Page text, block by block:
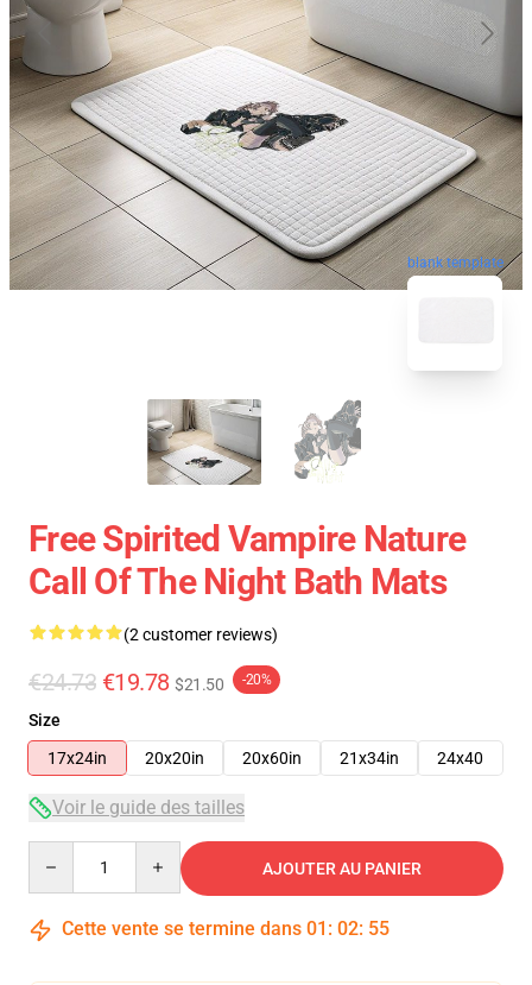
blank template
Free Spirited Vampire Nature
Call Of The Night Bath Mats
(2 customer reviews)
€24.73 €19.78 $21.50 -20%
Size
17x24in
20x20in 20x60in 21x34in 24x40
Voir le guide des tailles
AJOUTER AU PANIER
Cette vente se termine dans 01 : 02: 54